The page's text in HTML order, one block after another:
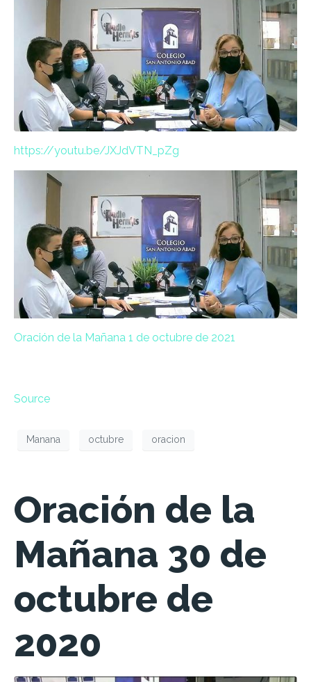
https://youtu.be/JXJdVTN_pZg
Oración de la Mañana 1 de octubre de 2021
Source
Manana octubre oracion
Oración de la
Mañana 30 de
octubre de
2020